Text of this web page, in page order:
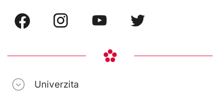
Univerzita